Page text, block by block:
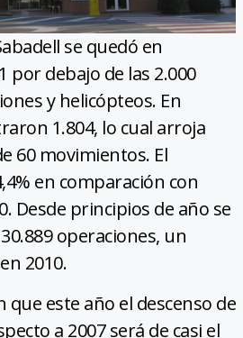
se quedó en
por debajo de las 2.000
y helicópteos. En
1.804, lo cual arroja
60 movimientos. El
en comparación con
Desde principios de año se
operaciones, un
2010.
que este año el descenso de
a 2007 será de casi el